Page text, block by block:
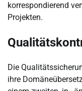
korrespondierend
Projekten.
Die
ihre